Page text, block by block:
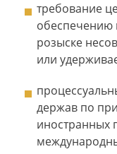
требование
обеспечению
розыске
или
держав по
иностранных